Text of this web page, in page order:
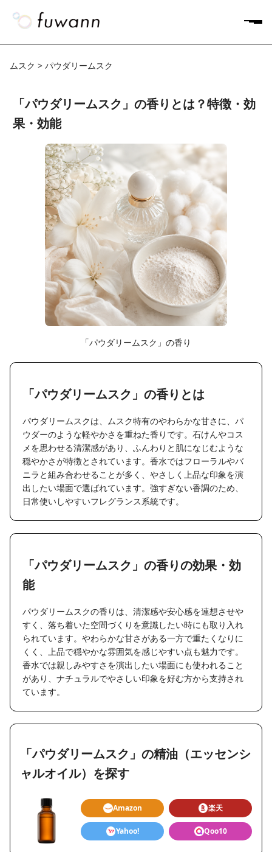
ムスク > パウダリームスク
「パウダリームスク」の香りとは？特徴・効
果・効能
「パウダリームスク」の香り
「パウダリームスク」の香りとは
パウダリームスクは、ムスク特有のやわらかな甘さに、パ
ウダーのような軽やかさを重ねた香りです。石けんやコス
メを思わせる清潔感があり、ふんわりと肌になじむような
穏やかさが特徴とされています。香水ではフローラルやバ
ニラと組み合わせることが多く、やさしく上品な印象を演
出したい場面で選ばれています。強すぎない香調のため、
日常使いしやすいフレグランス系統です。
「パウダリームスク」の香りの効果・効
能
パウダリームスクの香りは、清潔感や安心感を連想させや
すく、落ち着いた空間づくりを意識したい時にも取り入れ
られています。やわらかな甘さがある一方で重たくなりに
くく、上品で穏やかな雰囲気を感じやすい点も魅力です。
香水では親しみやすさを演出したい場面にも使われること
があり、ナチュラルでやさしい印象を好む方から支持され
ています。
「パウダリームスク」の精油（エッセンシ
ャルオイル）を探す
Amazon 楽天
Yahoo! Qoo10